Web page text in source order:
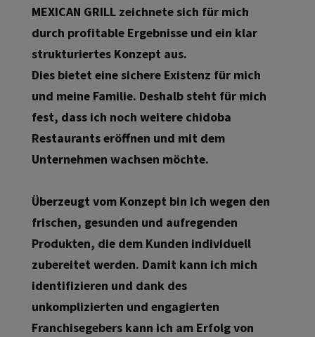
MEXICAN GRILL zeichnete sich für mich
durch profitable Ergebnisse und ein klar
strukturiertes Konzept aus.
Dies bietet eine sichere Existenz für mich
und meine Familie. Deshalb steht für mich
fest, dass ich noch weitere chidoba
Restaurants eröffnen und mit dem
Unternehmen wachsen möchte.
Überzeugt vom Konzept bin ich wegen den
frischen, gesunden und aufregenden
Produkten, die dem Kunden individuell
zubereitet werden. Damit kann ich mich
identifizieren und dank des
unkomplizierten und engagierten
Franchisegebers kann ich am Erfolg von